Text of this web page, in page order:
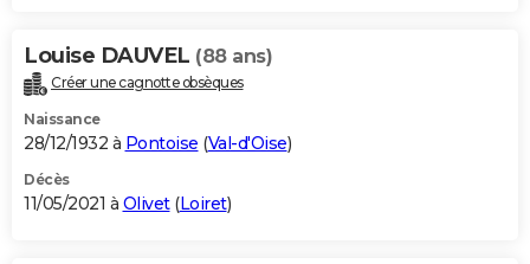
Louise DAUVEL (88 ans)
Créer une cagnotte obsèques
Naissance
28/12/1932 à Pontoise (Val-d'Oise)
Décès
11/05/2021 à Olivet(Loiret)